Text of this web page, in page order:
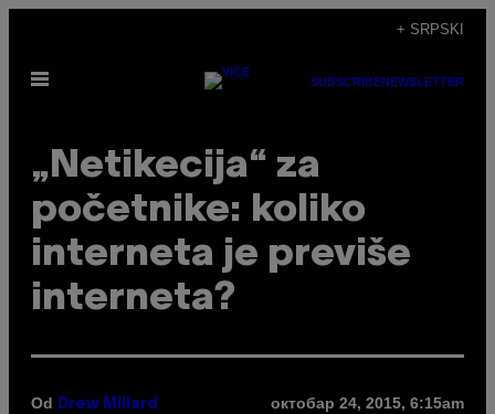
садржај
+ SRPSKI
Otvori
SUBSCRIBENEWSLETTER
„Netikecija“ za
početnike: koliko
interneta je previše
interneta?
Od Drew Millard октобар 24, 2015, 6:15am